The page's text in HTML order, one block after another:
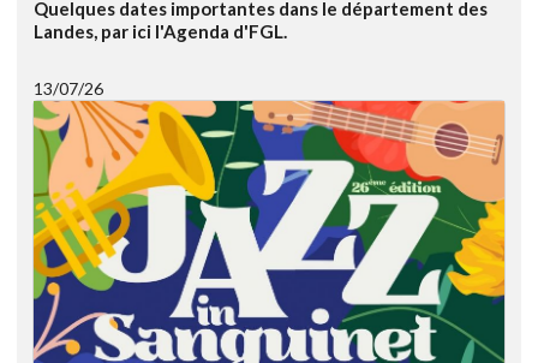
Quelques dates importantes dans le département des
Landes, par ici l'Agenda d'FGL.
13/07/26